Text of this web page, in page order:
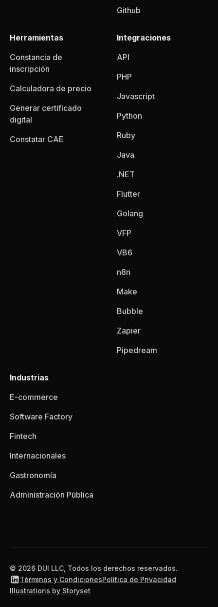
Github
Herramientas
Constancia de
inscripción
Calculadora de precio
Generar certificado
digital
Constatar CAE
Integraciones
API
PHP
Javascript
Python
Ruby
Java
.NET
Flutter
Golang
VFP
VB6
n8n
Make
Bubble
Zapier
Pipedream
Industrias
E-commerce
Software Factory
Fintech
Internacionales
Gastronomía
Administración Pública
© 2026 DUI LLC, Todos los derechos reservados.
Términos y CondicionesPolítica de Privacidad
Illustrations by Storyset